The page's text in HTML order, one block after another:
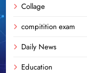
Collage
compitition exam
Daily News
Education